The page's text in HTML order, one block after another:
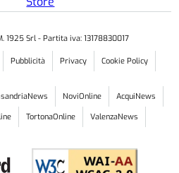
1925 Srl - Partita iva: 13178830017
Pubblicità Privacy Cookie Policy
NoviOnline
AcquiNews
TortonaOnline ValenzaNews